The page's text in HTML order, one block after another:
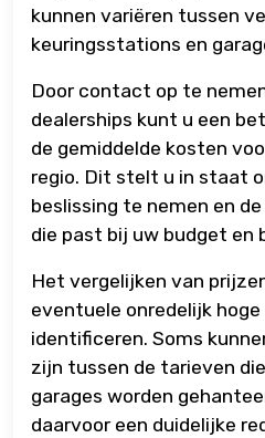
kunnen variëren tussen
keuringsstations en
Door contact op te
dealerships kunt u een
de gemiddelde kosten
regio. Dit stelt u in staat
beslissing te nemen en
die past bij uw budget en
Het vergelijken van
eventuele onredelijk
identificeren. Soms
zijn tussen de tarieven
garages worden
daarvoor een duidelijke